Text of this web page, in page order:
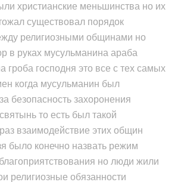
христианские меньшинства но их
существовал порядок
религиозными общинами но
в руках мусульманина араба
гроба господня это все с тех самых
когда мусульманин был
безопасность захоронения
то есть был такой
взаимодействие этих общин
было конечно назвать режим
но люди жили
религиозные обязанности